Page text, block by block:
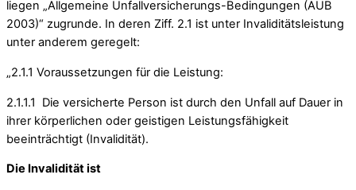
liegen „Allgemeine Unfallversicherungs-Bedingungen (AUB
2003)“ zugrunde. In deren Ziff. 2.1 ist unter Invaliditätsleistung
unter anderem geregelt:
„2.1.1 Voraussetzungen für die Leistung:
2.1.1.1 Die versicherte Person ist durch den Unfall auf Dauer in
ihrer körperlichen oder geistigen Leistungsfähigkeit
beeinträchtigt (Invalidität).
Die Invalidität ist